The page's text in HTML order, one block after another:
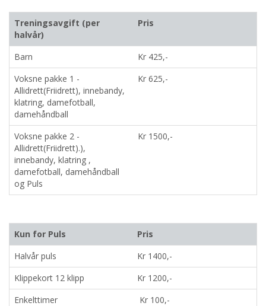
Treningsavgift (per
halvår)
Pris
Barn
Kr 425,-
Voksne pakke 1 -
Allidrett(Friidrett), innebandy,
klatring, damefotball,
damehåndball
Kr 625,-
Voksne pakke 2 -
Allidrett(Friidrett).),
innebandy, klatring ,
damefotball, damehåndball
og Puls
Kr 1500,-
Kun for Puls
Pris
Halvår puls
Kr 1400,-
Klippekort 12 klipp
Kr 1200,-
Enkelttimer
Kr 100,-